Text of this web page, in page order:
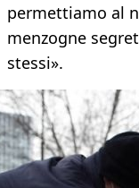
permettiamo al
menzogne
stessi».